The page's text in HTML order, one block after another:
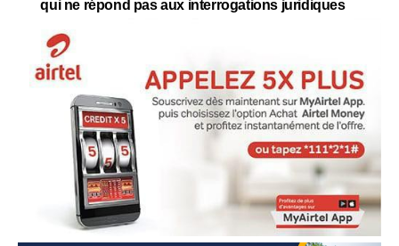
qui ne répond pas aux interrogations juridiques